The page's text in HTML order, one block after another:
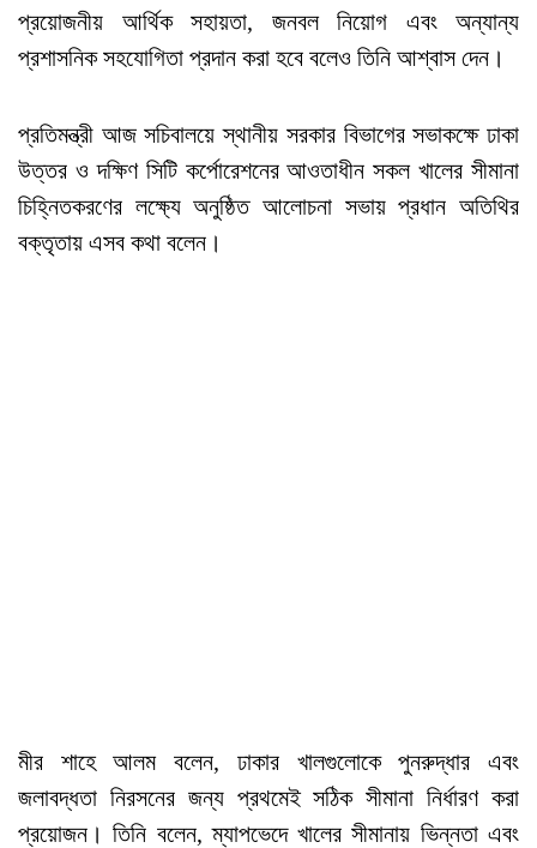
প্রয়োজনীয় আর্থিক সহায়তা, জনবল নিয়োগ এবং অন্যান্য
প্রশাসনিক সহযোগিতা প্রদান করা হবে বলেও তিনি আশ্বাস দেন।
প্রতিমন্ত্রী আজ সচিবালয়ে স্থানীয় সরকার বিভাগের সভাকক্ষে ঢাকা
উত্তর ও দক্ষিণ সিটি কর্পোরেশনের আওতাধীন সকল খালের সীমানা
চিহ্নিতকরণের লক্ষ্যে অনুষ্ঠিত আলোচনা সভায় প্রধান অতিথির
বক্তৃতায় এসব কথা বলেন।
মীর শাহে আলম বলেন, ঢাকার খালগুলোকে পুনরুদ্ধার এবং
জলাবদ্ধতা নিরসনের জন্য প্রথমেই সঠিক সীমানা নির্ধারণ করা
প্রয়োজন। তিনি বলেন, ম্যাপভেদে খালের সীমানায় ভিন্নতা এবং